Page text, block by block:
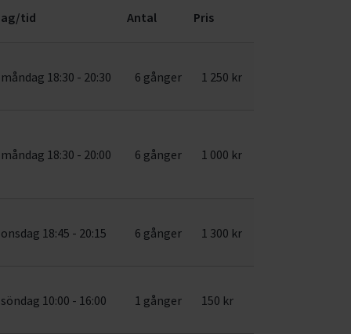
tid Antal Pris
måndag 18:30 - 20:30 6 gånger 1 250 kr
måndag 18:30 - 20:00 6 gånger 1 000 kr
onsdag 18:45 - 20:15 6 gånger 1 300 kr
söndag 10:00 - 16:00 1 gånger 150 kr